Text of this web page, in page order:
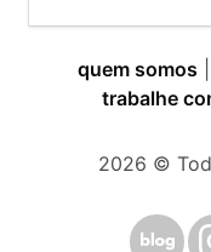
quem somos
trabalhe
2026 ©